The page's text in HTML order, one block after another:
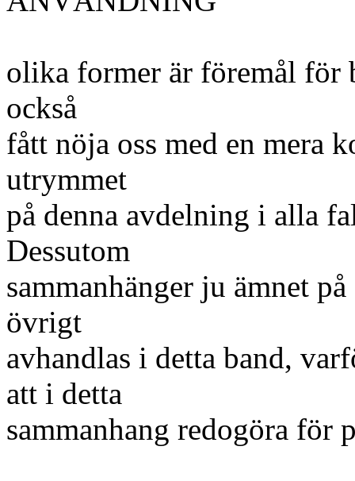
olika former är föremål för
också
fått nöja oss med en mera
utrymmet
på denna avdelning i alla
Dessutom
sammanhänger ju ämnet
övrigt
avhandlas i detta band,
att i detta
sammanhang redogöra för